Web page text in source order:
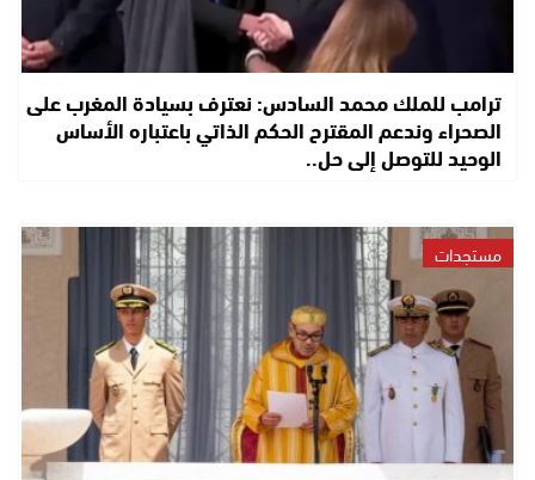
ترامب للملك محمد السادس: نعترف بسيادة المغرب على
الصحراء وندعم المقترح الحكم الذاتي باعتباره الأساس
الوحيد للتوصل إلى حل..
مستجدات